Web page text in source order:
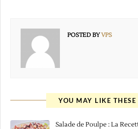
POSTED BYVPS
YOU MAY LIKE THESE
Salade de Poulpe : La